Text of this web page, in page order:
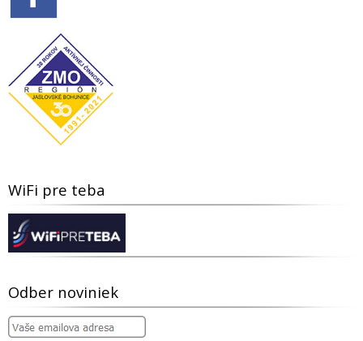
WiFi pre teba
Odber noviniek